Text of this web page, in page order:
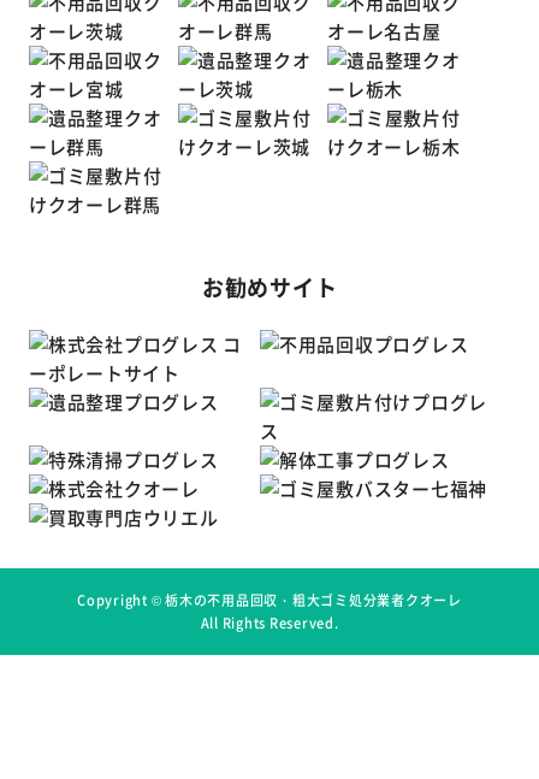
お勧めサイト
Copyright ©栃木の不用品回収・粗大ゴミ処分業者クオーレ
All Rights Reserved.